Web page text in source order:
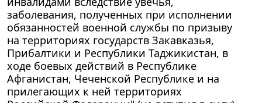
заболевания, полученных при исполнении
обязанностей военной службы по призыву
на территориях государств Закавказья,
Прибалтики и Республики Таджикистан, в
ходе боевых действий в Республике
Афганистан, Чеченской Республике и на
прилегающих к ней территориях